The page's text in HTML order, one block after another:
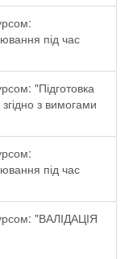
під час
"Підготовка
з вимогами
під час
"ВАЛІДАЦІЯ